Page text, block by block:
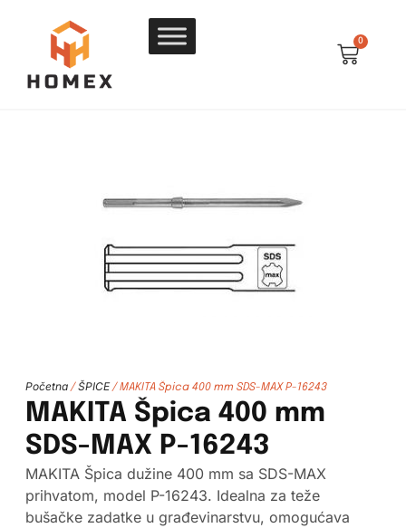
0
Početna/ ŠPICE/ MAKITA Špica 400 mm SDS-MAX P-16243
MAKITA Špica 400 mm
SDS-MAX P-16243
MAKITA Špica dužine 400 mm sa SDS-MAX
prihvatom, model P-16243. Idealna za teže
bušačke zadatke u građevinarstvu, omogućava